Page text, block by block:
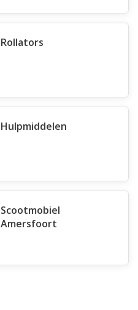
Rollators
Hulpmiddelen
Scootmobiel
Amersfoort